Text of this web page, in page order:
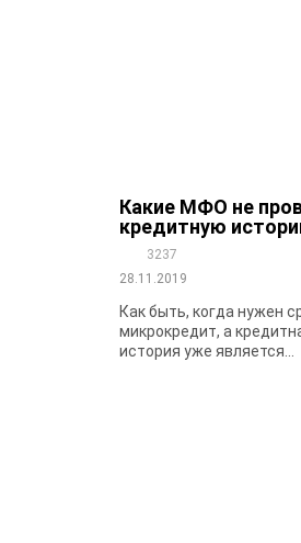
Какие МФО не
кредитную
3237
28.11.2019
Как быть, когда нужен
микрокредит, а
история уже является...